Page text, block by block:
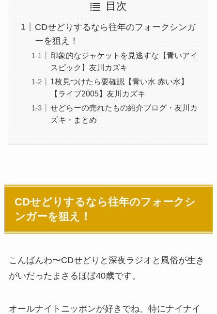
目次
CDせどりするなら往年のフォークシンガ
ーを狙え！
印象的なジャケットを見逃すな【青いアイ
スピック】友川カズキ
1枚見つけたら要確認【青い水 赤い水】
【ライブ2005】友川カズキ
せどらーの売れたもの紹介ブログ・友川カ
ズキ・まとめ
CDせどりするなら往年のフォークシ
ンガーを狙え！
こんばんわ〜CDせどりと深夜ラジオと風俗が生き
がいだったまさるほぼ40歳です。
オールナイトニッポンが好きでね、特にナイナイ